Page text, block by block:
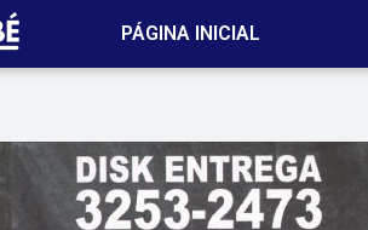
PÁGINA INICIAL